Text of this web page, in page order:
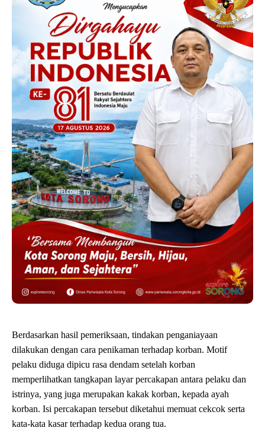
Berdasarkan hasil pemeriksaan, tindakan penganiayaan
dilakukan dengan cara penikaman terhadap korban. Motif
pelaku diduga dipicu rasa dendam setelah korban
memperlihatkan tangkapan layar percakapan antara pelaku dan
istrinya, yang juga merupakan kakak korban, kepada ayah
korban. Isi percakapan tersebut diketahui memuat cekcok serta
kata-kata kasar terhadap kedua orang tua.